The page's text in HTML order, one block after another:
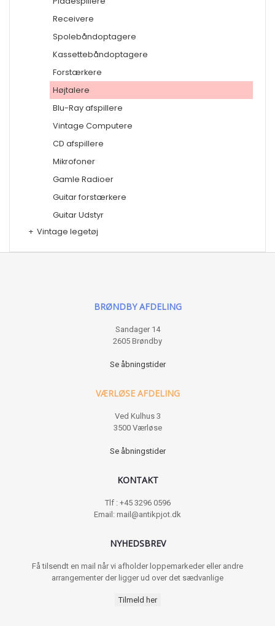
Receivere
Spolebåndoptagere
Kassettebåndoptagere
Forstærkere
Højtalere
Blu-Ray afspillere
Vintage Computere
CD afspillere
Mikrofoner
Gamle Radioer
Guitar forstærkere
Guitar Udstyr
+ Vintage legetøj
BRØNDBY AFDELING
Sandager 14
2605 Brøndby
Se åbningstider
VÆRLØSE AFDELING
Ved Kulhus 3
3500 Værløse
Se åbningstider
KONTAKT
Tlf : +45 3296 0596
Email: mail@antikpjot.dk
NYHEDSBREV
Få tilsendt en mail når vi afholder loppemarkeder eller andre
arrangementer der ligger ud over det sædvanlige
Tilmeld her